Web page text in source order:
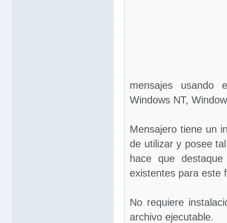
mensajes usando
Windows NT,
Mensajero tiene un
de utilizar y posee
hace que
existentes para este
No requiere
archivo ejecutable.